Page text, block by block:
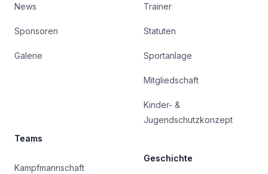
News
Sponsoren
Galerie
Teams
Kampfmannschaft
Trainer
Statuten
Sportanlage
Mitgliedschaft
Kinder- &
Jugendschutzkonzept
Geschichte